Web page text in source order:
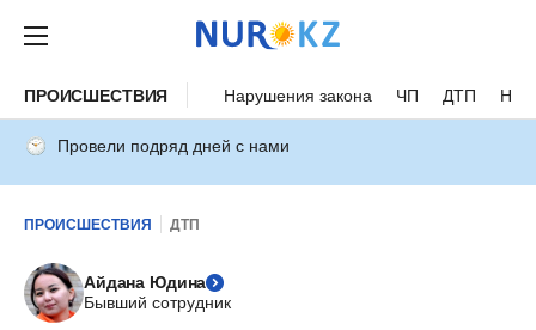
ПРОИСШЕСТВИЯ Нарушения закона ЧП ДТП
Провели подряд дней с нами
ПРОИСШЕСТВИЯ ДТП
Айдана Юдина
Бывший сотрудник